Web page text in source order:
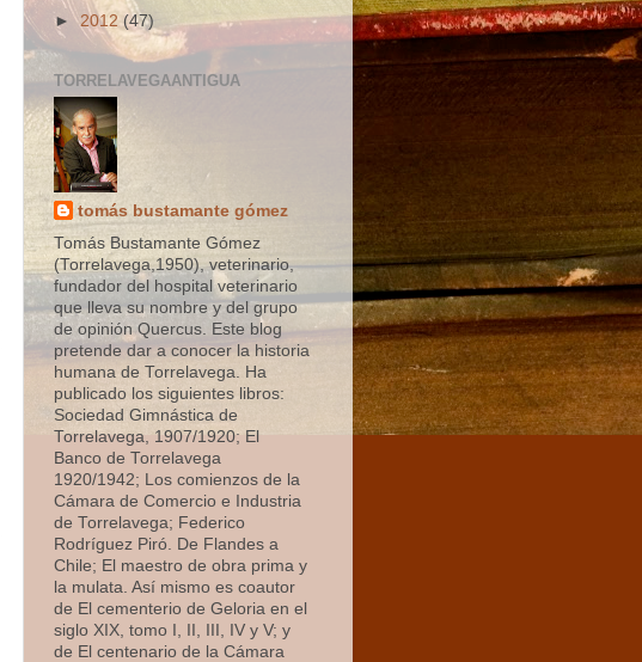
►2012 (47)
TORRELAVEGAANTIGUA
tomás bustamante gómez
Tomás Bustamante Gómez
(Torrelavega,1950), veterinario,
fundador del hospital veterinario
que lleva su nombre y del grupo
de opinión Quercus. Este blog
pretende dar a conocer la historia
humana de Torrelavega. Ha
publicado los siguientes libros:
Sociedad Gimnástica de
Torrelavega, 1907/1920; El
Banco de Torrelavega
1920/1942; Los comienzos de la
Cámara de Comercio e Industria
de Torrelavega; Federico
Rodríguez Piró. De Flandes a
Chile; El maestro de obra prima y
la mulata. Así mismo es coautor
de El cementerio de Geloria en el
siglo XIX, tomo I, II, III, IV y V; y
de El centenario de la Cámara